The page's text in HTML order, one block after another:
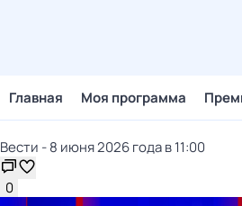
Главная Моя программа
Вести - 8 июня 2026 года в 11:00
0